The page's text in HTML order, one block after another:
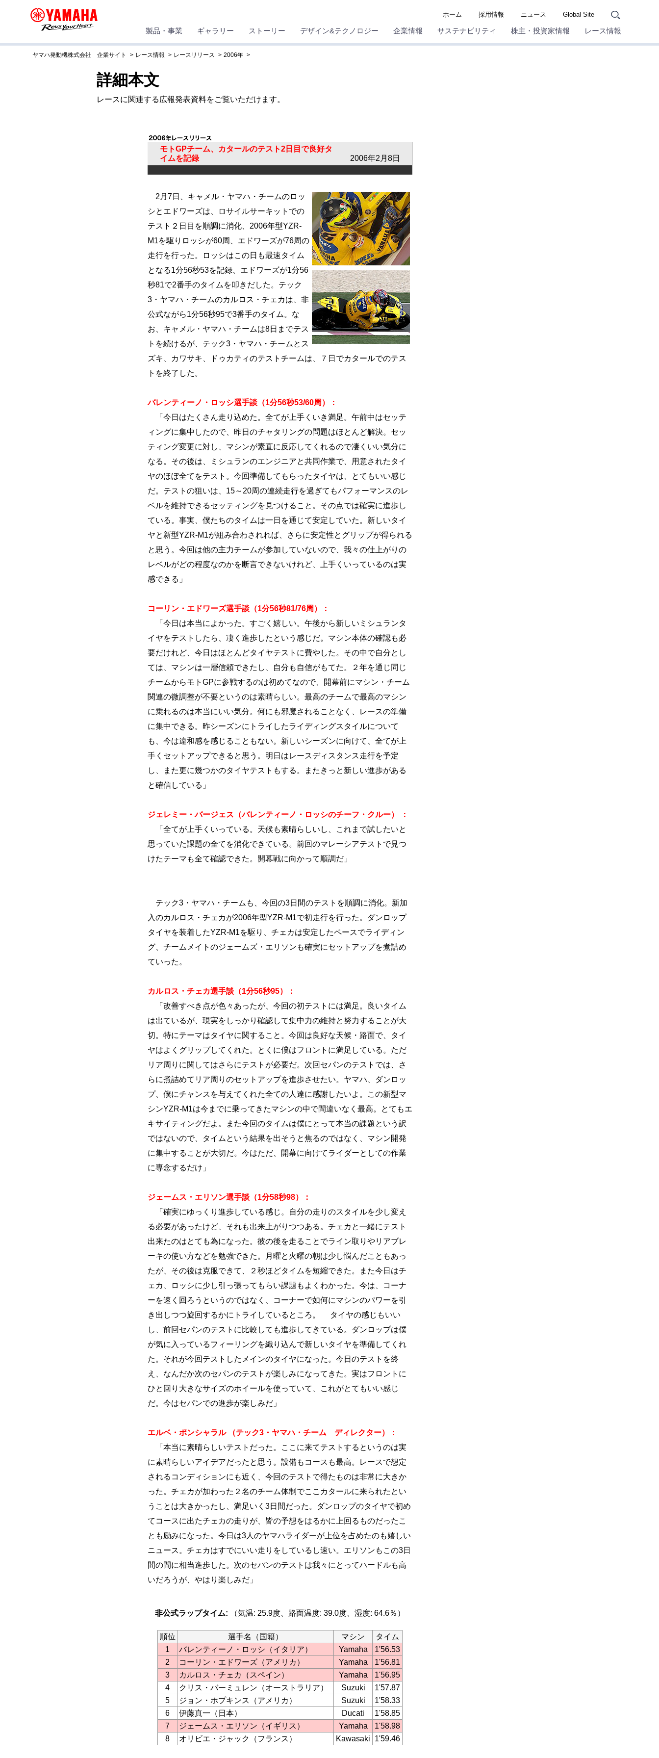
ホーム 採用情報 ニュース Global Site
製品・事業 ギャラリー ストーリー デザイン&テクノロジー 企業情報 サステナビリティ 株主・投資家情報 レース情報
ヤマハ発動機株式会社 企業サイト レース情報 レースリリース 2006年
詳細本文
レースに関連する広報発表資料をご覧いただけます。
モトGPチーム、カタールのテスト2日目で良好タ
イムを記録
2006年2月8日
2月7日、キャメル・ヤマハ・チームのロッ
シとエドワーズは、ロサイルサーキットでの
テスト２日目を順調に消化、2006年型YZR-
M1を駆りロッシが60周、エドワーズが76周の
走行を行った。ロッシはこの日も最速タイム
となる1分56秒53を記録、エドワーズが1分56
秒81で2番手のタイムを叩きだした。テック
3・ヤマハ・チームのカルロス・チェカは、非
公式ながら1分56秒95で3番手のタイム。な
お、キャメル・ヤマハ・チームは8日までテス
トを続けるが、テック3・ヤマハ・チームとス
ズキ、カワサキ、ドゥカティのテストチームは、７日でカタールでのテス
トを終了した。
バレンティーノ・ロッシ選手談（1分56秒53/60周）：
「今日はたくさん走り込めた。全てが上手くいき満足。午前中はセッテ
ィングに集中したので、昨日のチャタリングの問題はほとんど解決。セッ
ティング変更に対し、マシンが素直に反応してくれるので凄くいい気分に
なる。その後は、ミシュランのエンジニアと共同作業で、用意されたタイ
ヤのほぼ全てをテスト。今回準備してもらったタイヤは、とてもいい感じ
だ。テストの狙いは、15～20周の連続走行を過ぎてもパフォーマンスのレ
ベルを維持できるセッティングを見つけること。その点では確実に進歩し
ている。事実、僕たちのタイムは一日を通じて安定していた。新しいタイ
ヤと新型YZR-M1が組み合わされれば、さらに安定性とグリップが得られる
と思う。今回は他の主力チームが参加していないので、我々の仕上がりの
レベルがどの程度なのかを断言できないけれど、上手くいっているのは実
感できる」
コーリン・エドワーズ選手談（1分56秒81/76周）：
「今日は本当によかった。すごく嬉しい。午後から新しいミシュランタ
イヤをテストしたら、凄く進歩したという感じだ。マシン本体の確認も必
要だけれど、今日はほとんどタイヤテストに費やした。その中で自分とし
ては、マシンは一層信頼できたし、自分も自信がもてた。２年を通じ同じ
チームからモトGPに参戦するのは初めてなので、開幕前にマシン・チーム
関連の微調整が不要というのは素晴らしい。最高のチームで最高のマシン
に乗れるのは本当にいい気分。何にも邪魔されることなく、レースの準備
に集中できる。昨シーズンにトライしたライディングスタイルについて
も、今は違和感を感じることもない。新しいシーズンに向けて、全てが上
手くセットアップできると思う。明日はレースディスタンス走行を予定
し、また更に幾つかのタイヤテストもする。またきっと新しい進歩がある
と確信している」
ジェレミー・バージェス（バレンティーノ・ロッシのチーフ・クルー） ：
「全てが上手くいっている。天候も素晴らしいし、これまで試したいと
思っていた課題の全てを消化できている。前回のマレーシアテストで見つ
けたテーマも全て確認できた。開幕戦に向かって順調だ」
テック3・ヤマハ・チームも、今回の3日間のテストを順調に消化。新加
入のカルロス・チェカが2006年型YZR-M1で初走行を行った。ダンロップ
タイヤを装着したYZR-M1を駆り、チェカは安定したペースでライディン
グ、チームメイトのジェームズ・エリソンも確実にセットアップを煮詰め
ていった。
カルロス・チェカ選手談（1分56秒95）：
「改善すべき点が色々あったが、今回の初テストには満足。良いタイム
は出ているが、現実をしっかり確認して集中力の維持と努力することが大
切。特にテーマはタイヤに関すること。今回は良好な天候・路面で、タイ
ヤはよくグリップしてくれた。とくに僕はフロントに満足している。ただ
リア周りに関してはさらにテストが必要だ。次回セパンのテストでは、さ
らに煮詰めてリア周りのセットアップを進歩させたい。ヤマハ、ダンロッ
プ、僕にチャンスを与えてくれた全ての人達に感謝したいよ。この新型マ
シンYZR-M1は今までに乗ってきたマシンの中で間違いなく最高。とてもエ
キサイティングだよ。また今回のタイムは僕にとって本当の課題という訳
ではないので、タイムという結果を出そうと焦るのではなく、マシン開発
に集中することが大切だ。今はただ、開幕に向けてライダーとしての作業
に専念するだけ」
ジェームス・エリソン選手談（1分58秒98）：
「確実にゆっくり進歩している感じ。自分の走りのスタイルを少し変え
る必要があったけど、それも出来上がりつつある。チェカと一緒にテスト
出来たのはとても為になった。彼の後を走ることでライン取りやリアブレ
ーキの使い方などを勉強できた。月曜と火曜の朝は少し悩んだこともあっ
たが、その後は克服できて、２秒ほどタイムを短縮できた。また今日はチ
ェカ、ロッシに少し引っ張ってもらい課題もよくわかった。今は、コーナ
ーを速く回ろうというのではなく、コーナーで如何にマシンのパワーを引
き出しつつ旋回するかにトライしているところ。 タイヤの感じもいい
し、前回セパンのテストに比較しても進歩してきている。ダンロップは僕
が気に入っているフィーリングを織り込んで新しいタイヤを準備してくれ
た。それが今回テストしたメインのタイヤになった。今日のテストを終
え、なんだか次のセパンのテストが楽しみになってきた。実はフロントに
ひと回り大きなサイズのホイールを使っていて、これがとてもいい感じ
だ。今はセパンでの進歩が楽しみだ」
エルベ・ポンシャラル （テック3・ヤマハ・チーム ディレクター）：
「本当に素晴らしいテストだった。ここに来てテストするというのは実
に素晴らしいアイデアだったと思う。設備もコースも最高。レースで想定
されるコンディションにも近く、今回のテストで得たものは非常に大きか
った。チェカが加わった２名のチーム体制でここカタールに来られたとい
うことは大きかったし、満足いく3日間だった。ダンロップのタイヤで初め
てコースに出たチェカの走りが、皆の予想をはるかに上回るものだったこ
とも励みになった。今日は3人のヤマハライダーが上位を占めたのも嬉しい
ニュース。チェカはすでにいい走りをしているし速い。エリソンもこの3日
間の間に相当進歩した。次のセパンのテストは我々にとってハードルも高
いだろうが、やはり楽しみだ」
非公式ラップタイム: （気温: 25.9度、路面温度: 39.0度、湿度: 64.6％）
順位 選手名（国籍） マシン
タイム
1
バレンティーノ・ロッシ（イタリア） Yamaha
1'56.53
2
コーリン・エドワーズ（アメリカ） Yamaha
1'56.81
3
カルロス・チェカ（スペイン） Yamaha
1'56.95
4
クリス・バーミュレン（オーストラリア） Suzuki
1'57.87
5
ジョン・ホプキンス（アメリカ） Suzuki
1'58.33
6
伊藤真一（日本） Ducati
1'58.85
7
ジェームス・エリソン（イギリス） Yamaha
1'58.98
8
オリビエ・ジャック（フランス） Kawasaki 1'59.46